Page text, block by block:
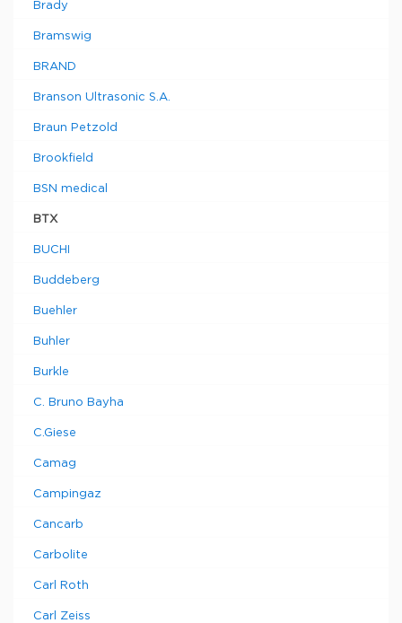
Brady
Bramswig
BRAND
Branson Ultrasonic S.A.
Braun Petzold
Brookfield
BSN medical
BTX
BUCHI
Buddeberg
Buehler
Buhler
Burkle
C. Bruno Bayha
C.Giese
Camag
Campingaz
Cancarb
Carbolite
Carl Roth
Carl Zeiss